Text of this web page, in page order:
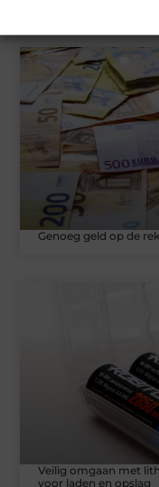
Genoeg geld op de
Veilig omgaan met
voor laden en opslag